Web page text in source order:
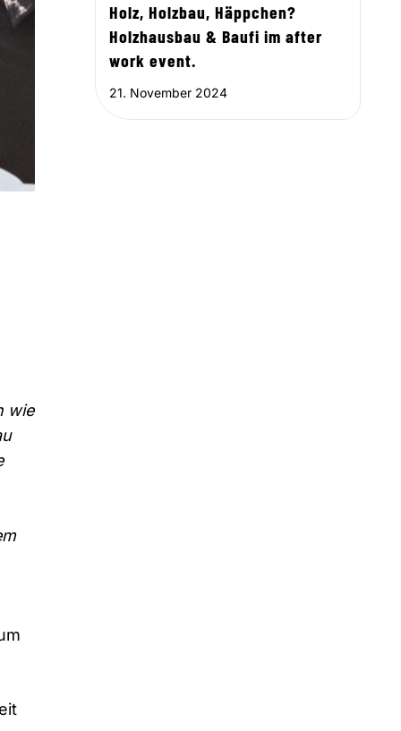
wie
Holz, Holzbau, Häppchen?
Holzhausbau & Baufi im after
work event.
21. November 2024